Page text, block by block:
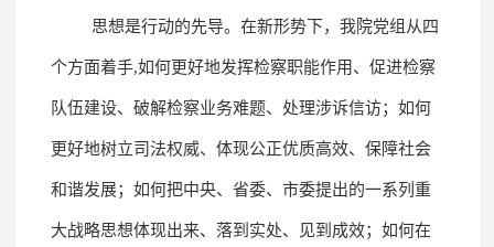
思想是行动的先导。在新形势下，我院党组从四
个方面着手,如何更好地发挥检察职能作用、促进检察
队伍建设、破解检察业务难题、处理涉诉信访；如何
更好地树立司法权威、体现公正优质高效、保障社会
和谐发展；如何把中央、省委、市委提出的一系列重
大战略思想体现出来、落到实处、见到成效；如何在